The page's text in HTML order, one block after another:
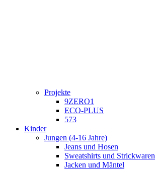
Projekte
9ZERO1
ECO-PLUS
573
Kinder
Jungen (4-16 Jahre)
Jeans und Hosen
Sweatshirts und Strickwaren
Jacken und Mäntel